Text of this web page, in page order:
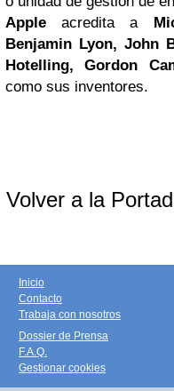
Apple acredita a
Benjamin Lyon, John
Hotelling, Gordon
como sus inventores.
Volver a la
Inicio
Contacto
Trabaja con nosotros
Dossier de Prensa
F.A.Q.
Gestionar cookies